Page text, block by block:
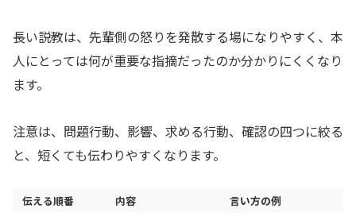
長い説教は、先輩側の怒りを発散する場になりやすく、本
人にとっては何が重要な指摘だったのか分かりにくくなり
ます。
注意は、問題行動、影響、求める行動、確認の四つに絞る
と、短くても伝わりやすくなります。
伝える順番 内容
言い方の例